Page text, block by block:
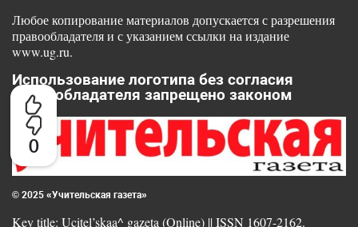
0
Любое копирование материалов допускается с разрешения
правообладателя и с указанием ссылки на издание
www.ug.ru.
Использование логотипа без согласия
правообладателя запрещено законом
© 2025 «Учительская газета»
Key title: Ucitel’skaa^ gazeta (Online) || ISSN 1607-2162.